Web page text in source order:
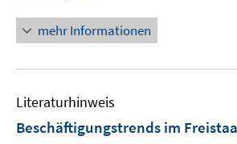
n
n
e
u
m
F
mehr Informationen
Literaturhinweis
Beschäftigungstrends im